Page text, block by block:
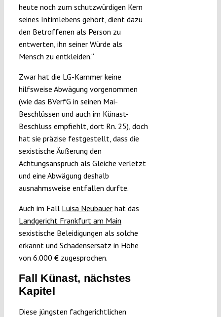
heute noch zum schutzwürdigen Kern
seines Intimlebens gehört, dient dazu
den Betroffenen als Person zu
entwerten, ihn seiner Würde als
Mensch zu entkleiden.“
Zwar hat die LG-Kammer keine
hilfsweise Abwägung vorgenommen
(wie das BVerfG in seinen Mai-
Beschlüssen und auch im Künast-
Beschluss empfiehlt, dort Rn. 25), doch
hat sie präzise festgestellt, dass die
sexistische Äußerung den
Achtungsanspruch als Gleiche verletzt
und eine Abwägung deshalb
ausnahmsweise entfallen durfte.
Auch im Fall Luisa Neubauerhat das
Landgericht Frankfurt am Main
sexistische Beleidigungen als solche
erkannt und Schadensersatz in Höhe
von 6.000 € zugesprochen.
Fall Künast, nächstes
Kapitel
Diese jüngsten fachgerichtlichen